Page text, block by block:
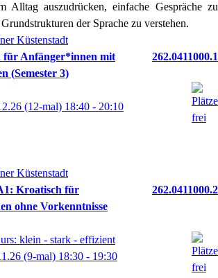
Alltag auszudrücken, einfache Gespräche zu
der Sprache zu verstehen.
für Anfänger*innen mit
(Semester 3)
262.0411000.1
(12-mal) 18:40 - 20:10
Kroatisch für
ohne Vorkenntnisse
262.0411000.2
klein - stark - effizient
(9-mal) 18:30 - 19:30